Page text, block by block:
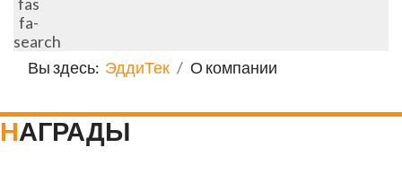
fa-
search
Вы здесь: ЭддиТек О компании
НАГРАДЫ